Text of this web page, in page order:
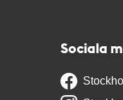
Sociala